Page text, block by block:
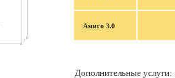
Амиго 3.0
Дополнительные услуги: